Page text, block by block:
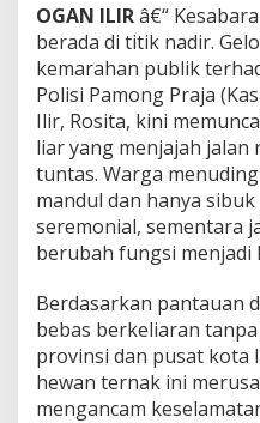
u
r
k
a
,
K
a
s
a
t
p
o
P
P
g
a
n
OGAN ILIRâ€“
berada di titik nadir.
kemarahan publik
Polisi Pamong Praja
Ilir, Rosita, kini
liar yang menjajah
tuntas. Warga
mandul dan hanya
seremonial, sementara
berubah fungsi
Berdasarkan pantauan
bebas berkeliaran
provinsi dan pusat kota
hewan ternak ini
mengancam